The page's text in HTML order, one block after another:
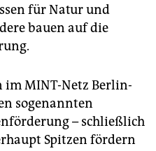
für Natur und
bauen auf die
im MINT-Netz Berlin-
sogenannten
– schließlich
Spitzen fördern